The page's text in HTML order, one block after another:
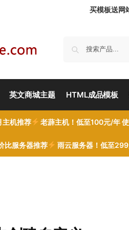
买模板送网
英文商城主题 HTML成品模板
主机推荐 老薜主机！低至100元/年
比服务器推荐 雨云服务器！低至